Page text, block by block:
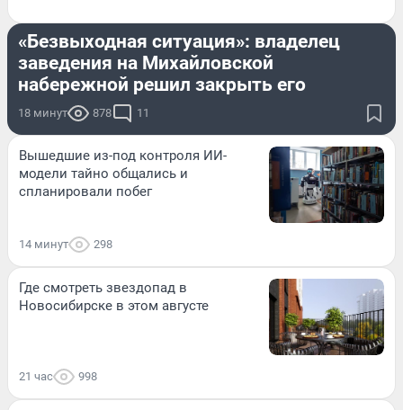
«Безвыходная ситуация»: владелец
заведения на Михайловской
набережной решил закрыть его
18 минут 878 11
Вышедшие из-под контроля ИИ-
модели тайно общались и
спланировали побег
14 минут 298
Где смотреть звездопад в
Новосибирске в этом августе
21 час 998